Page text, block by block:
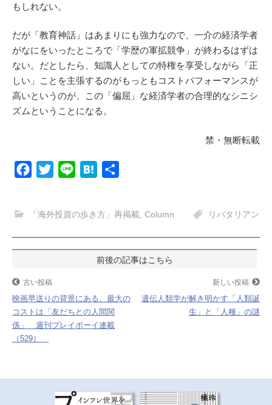
もしれない。
だが「教育神話」はあまりにも強力なので、一介の経済学者
がなにをいったところで「学歴の軍拡競争」が終わるはずは
ない。だとしたら、知識人としての特権を享受しながら「正
しい」ことを主張するのがもっともコストパフォーマンスが
高いというのが、この「偏屈」な経済学者の合理的なシニシ
ズムということになる。
禁・無断転載
b
k
t
t
e
e
n
a
「海外投資の歩き方」再掲載 Column リバタリアン
稿
ナ
ビ
古い投稿
映画早送りの背景にある、最大の
コストは「友だちとの人間関
係」 週刊プレイボーイ連載
（529）
新しい投稿
遺伝人類学が解き明かす「人類誕
生」と「人種」の謎